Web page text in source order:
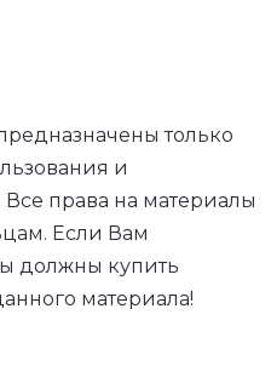
только
и
права на материалы
Если Вам
должны купить
материала!